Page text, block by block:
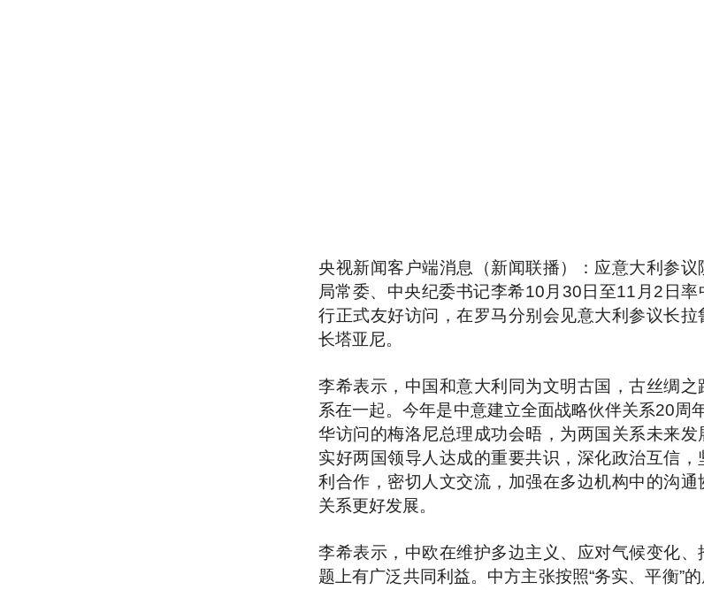
央视新闻客户端消息（新闻联播）：应意大利参
局常委、中央纪委书记李希10月30日至11月2日
行正式友好访问，在罗马分别会见意大利参议长
长塔亚尼。
李希表示，中国和意大利同为文明古国，古丝绸
系在一起。今年是中意建立全面战略伙伴关系20周
华访问的梅洛尼总理成功会晤，为两国关系未来
实好两国领导人达成的重要共识，深化政治互信，
利合作，密切人文交流，加强在多边机构中的沟
关系更好发展。
李希表示，中欧在维护多边主义、应对气候变化、
题上有广泛共同利益。中方主张按照“务实、平衡”